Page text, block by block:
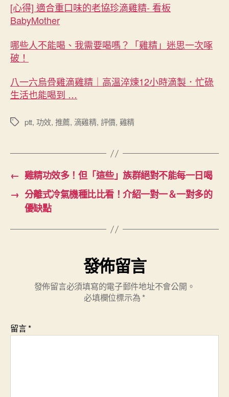
[心得] 適合重口味的老協珍滴雞精- 看板
BabyMother
哪些人不能喝、我需要喝嗎？「雞精」迷思一次啄
破！
八一六烏骨雞滴雞精｜高溫淬煉12小時滴製．忙碌
生活也能喝到 …
標
ptt, 功效, 推薦, 滴雞精, 評價, 雞精
← 雞精功效多！但「這些」族群絕對不能每一日喝
→ 分離式冷氣機種比比看！介紹一對一＆一對多的
優缺點
發佈留言
發佈留言必須填寫的電子郵件地址不會公開。
必填欄位標示為 *
留言*